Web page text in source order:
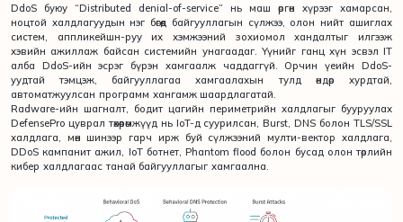
DdoS буюу “Distributed denial-of-service” нь маш өргөн хүрээг хамарсан,
ноцтой халдлагуудын нэг бөгөөд байгууллагын сүлжээ, олон нийт ашиглах
систем, аппликейшн-руу их хэмжээний зохиомол хандалтыг илгээж
хэвийн ажиллаж байсан системийн унагаадаг. Үүнийг ганц хүн эсвэл IT
алба DdoS-ийн эсрэг бүрэн хамгаалж чаддаггүй. Орчин үеийн DdoS-
уудтай тэмцэж, байгууллагаа хамгаалахын тулд өндөр хурдтай,
автоматжуулсан программ хангамж шаардлагатай.
Radware-ийн шагналт, бодит цагийн периметрийн халдлагыг бууруулах
DefensePro цуврал төхөөрөмжүүд нь IoT-д суурилсан, Burst, DNS болон TLS/SSL
халдлага, мөн шинээр гарч ирж буй сүлжээний мулти-вектор халдлага,
DDoS кампанит ажил, IoT ботнет, Phantom flood болон бусад олон төрлийн
кибер халдлагаас танай байгууллагыг хамгаална.